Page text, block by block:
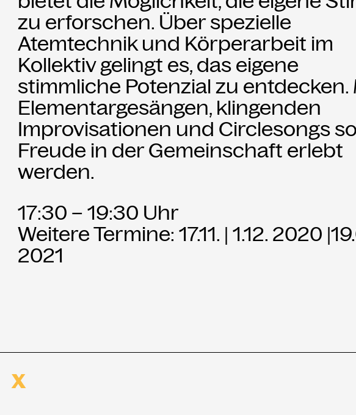
Partner
Aktuelles
Presse
Merch
Rückschau
zu erforschen. Über spezielle
Atemtechnik und Körperarbeit im
Kollektiv gelingt es, das eigene
stimmliche Potenzial zu entdecken.
Elementargesängen, klingenden
Improvisationen und Circlesongs
Freude in der Gemeinschaft erlebt
werden.
17:30 – 19:30 Uhr
Weitere Termine: 17.11. | 1.12. 2020
2021
X